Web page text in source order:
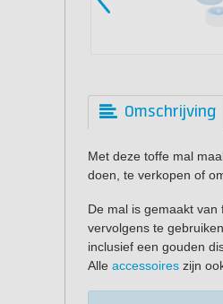
Omschrijving
Met deze toffe mal
doen, te verkopen of
De mal is gemaakt
vervolgens te
inclusief een gouden
Alle accessoires zijn